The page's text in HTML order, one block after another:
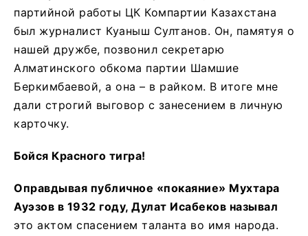
партийной работы ЦК Компартии Казахстана
был журналист Куаныш Султанов. Он, памятуя о
нашей дружбе, позвонил секретарю
Алматинского обкома партии Шамшие
Беркимбаевой, а она – в райком. В итоге мне
дали строгий выговор с занесением в личную
карточку.
Бойся Красного тигра!
Оправдывая публичное «покаяние» Мухтара
Ауэзов в 1932 году, Дулат Исабеков называл
это актом спасением таланта во имя народа.